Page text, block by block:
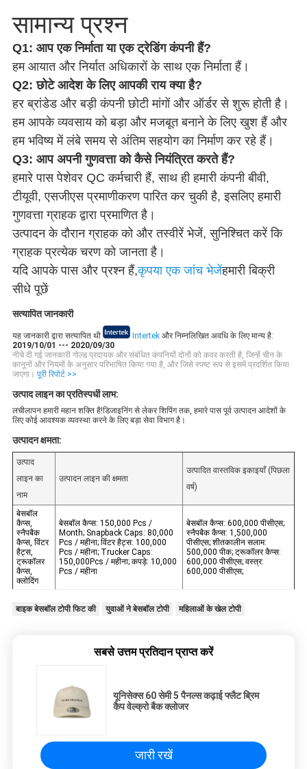
सामान्य प्रश्न
Q1: आप एक निर्माता या एक ट्रेडिंग कंपनी हैं?
हम आयात और निर्यात अधिकारों के साथ एक निर्माता हैं।
Q2: छोटे आदेश के लिए आपकी राय क्या है?
हर ब्रांडेड और बड़ी कंपनी छोटी मांगों और ऑर्डर से शुरू होती है।
हम आपके व्यवसाय को बड़ा और मजबूत बनाने के लिए खुश हैं और
हम भविष्य में लंबे समय से अंतिम सहयोग का निर्माण कर रहे हैं।
Q3: आप अपनी गुणवत्ता को कैसे नियंत्रित करते हैं?
हमारे पास पेशेवर QC कर्मचारी हैं, साथ ही हमारी कंपनी बीवी,
टीयूवी, एसजीएस प्रमाणीकरण पारित कर चुकी है, इसलिए हमारी
गुणवत्ता ग्राहक द्वारा प्रमाणित है।
उत्पादन के दौरान ग्राहक को और तस्वीरें भेजें, सुनिश्चित करें कि
ग्राहक प्रत्येक चरण को जानता है।
यदि आपके पास और प्रश्न हैं,कृपया एक जांच भेजेंहमारी बिक्री
सीधे पूछें
सत्यापित जानकारी
यह जानकारी द्वारा सत्यापित थी Intertekऔर निम्नलिखित अवधि के लिए मान्य है:
2019/10/01 --- 2020/09/30
नीचे दी गई जानकारी गोल्ड प्रदायक और संबंधित कंपनियों दोनों को कवर करती है, जिन्हें चीन के
कानूनों और नियमों के अनुसार परिभाषित किया गया है, और जिसे स्पष्ट रूप से इसमें प्रदर्शित किया
जाएगा। पूरी रिपोर्ट >>
उत्पाद लाइन का प्रतिस्पर्धी लाभ:
लचीलापन हमारी महान शक्ति है!डिजाइनिंग से लेकर शिपिंग तक, हमारे पास पूर्व उत्पादन आदेशों के
लिए कोई आवश्यक व्यवस्था करने के लिए बड़ा सेवा विभाग है।
उत्पादन क्षमता:
उत्पाद
लाइन का
नाम
उत्पादन लाइन की क्षमता
उत्पादित वास्तविक इकाइयाँ (पिछला
वर्ष)
बेसबॉल
कैप्स,
स्नैपबैक
कैप्स, विंटर
हैट्स,
ट्रूकॉलर
कैप्स,
क्लोदिंग
बेसबॉल कैप्स: 150,000 Pcs /
Month; Snapback Caps: 80,000
Pcs / महीना; विंटर हैट्स: 100,000
Pcs / महीना; Trucker Caps:
150,000Pcs / महीना; कपड़े: 10,000
Pcs / महीना
बेसबॉल कैप्स: 600,000 पीसीएस;
स्नैपबैक कैप्स: 1,500,000
पीसीएस; शीतकालीन सलाम:
500,000 पीक; ट्रूकॉलर कैप्स:
600,000 पीसीएस; वस्त्र:
600,000 पीसीएस;
बाइक बेसबॉल टोपी फिट की युवाओं ने बेसबॉल टोपी महिलाओं के खेल टोपी
सबसे उत्तम प्रतिदान प्राप्त करें
यूनिसेक्स 60 सेमी 5 पैनल्स कढ़ाई फ्लैट ब्रिम
कैप वेल्क्रो बैक क्लोजर
जारी रखें